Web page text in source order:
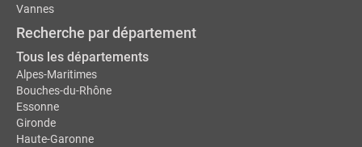
Vannes
Recherche par département
Tous les départements
Alpes-Maritimes
Bouches-du-Rhône
Essonne
Gironde
Haute-Garonne